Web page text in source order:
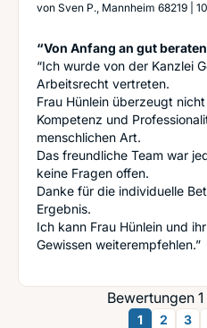
von Sven P., Mannheim 68219
“Von Anfang an gut
“Ich wurde von der Kanzlei
Arbeitsrecht vertreten.
Frau Hünlein überzeugt
Kompetenz und
menschlichen Art.
Das freundliche Team war
keine Fragen offen.
Danke für die individuelle
Ergebnis.
Ich kann Frau Hünlein und
Gewissen weiterempfehlen.”
Bewertungen
1 2 3